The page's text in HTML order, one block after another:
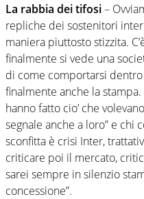
La rabbia dei tifosi–
repliche dei sostenitori
maniera piuttosto stizzita.
finalmente si vede una
di come comportarsi
finalmente anche la
hanno fatto cio’ che
segnale anche a loro” e chi
sconfitta è crisi Inter,
criticare poi il mercato,
sarei sempre in silenzio
concessione”.